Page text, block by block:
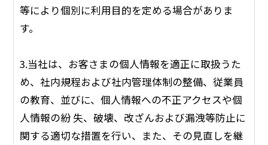
等により個別に利用目的を定める場合がありま
す。
3.当社は、お客さまの個人情報を適正に取扱うた
め、社内規程および社内管理体制の整備、従業員
の教育、並びに、個人情報への不正アクセスや個
人情報の紛 失、破壊、改ざんおよび漏洩等防止に
関する適切な措置を行い、また、その見直しを継